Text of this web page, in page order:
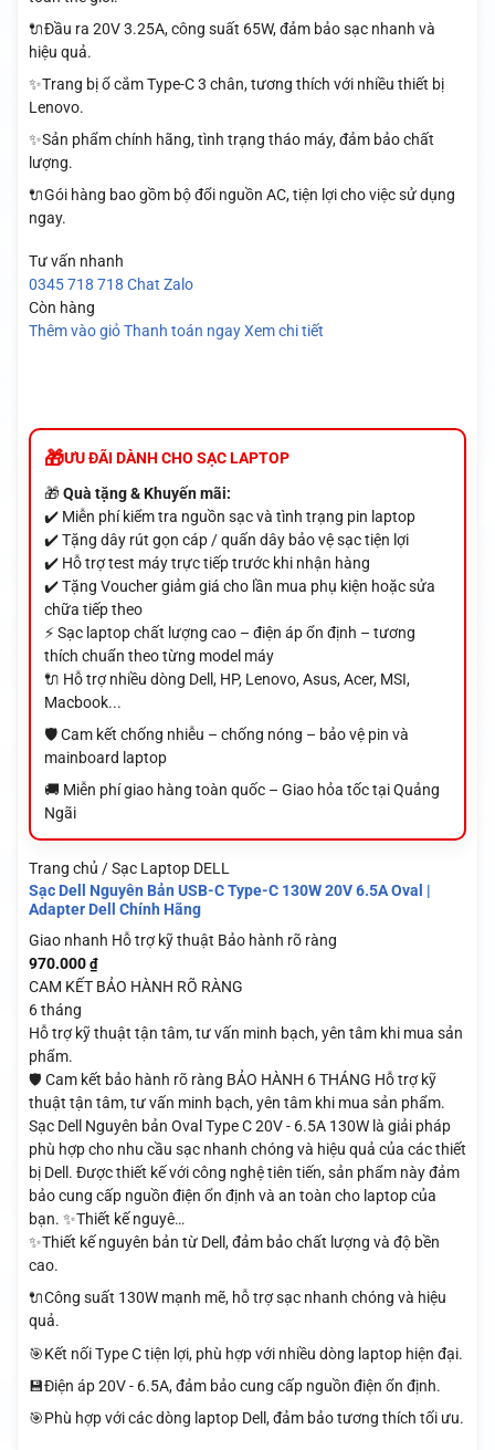
🔌Đầu ra 20V 3.25A, công suất 65W, đảm bảo sạc nhanh và
hiệu quả.
✨Trang bị ổ cắm Type-C 3 chân, tương thích với nhiều thiết bị
Lenovo.
✨Sản phẩm chính hãng, tình trạng tháo máy, đảm bảo chất
lượng.
🔌Gói hàng bao gồm bộ đổi nguồn AC, tiện lợi cho việc sử dụng
ngay.
Tư vấn nhanh
0345 718 718 Chat Zalo
Còn hàng
Thêm vào giỏ Thanh toán ngay Xem chi tiết
ƯU ĐÃI DÀNH CHO SẠC LAPTOP
🎁Quà tặng & Khuyến mãi:
✔️ Miễn phí kiểm tra nguồn sạc và tình trạng pin laptop
✔️ Tặng dây rút gọn cáp / quấn dây bảo vệ sạc tiện lợi
✔️ Hỗ trợ test máy trực tiếp trước khi nhận hàng
✔️ Tặng Voucher giảm giá cho lần mua phụ kiện hoặc sửa
chữa tiếp theo
⚡ Sạc laptop chất lượng cao – điện áp ổn định – tương
thích chuẩn theo từng model máy
🔌 Hỗ trợ nhiều dòng Dell, HP, Lenovo, Asus, Acer, MSI,
Macbook...
🛡️ Cam kết chống nhiễu – chống nóng – bảo vệ pin và
mainboard laptop
🚚 Miễn phí giao hàng toàn quốc – Giao hỏa tốc tại Quảng
Ngãi
Trang chủ / Sạc Laptop DELL
Sạc Dell Nguyên Bản USB-C Type-C 130W 20V 6.5A Oval |
Adapter Dell Chính Hãng
Giao nhanh Hỗ trợ kỹ thuật Bảo hành rõ ràng
970.000 ₫
CAM KẾT BẢO HÀNH RÕ RÀNG
6 tháng
Hỗ trợ kỹ thuật tận tâm, tư vấn minh bạch, yên tâm khi mua sản
phẩm.
🛡️ Cam kết bảo hành rõ ràng BẢO HÀNH 6 THÁNG Hỗ trợ kỹ
thuật tận tâm, tư vấn minh bạch, yên tâm khi mua sản phẩm.
Sạc Dell Nguyên bản Oval Type C 20V - 6.5A 130W là giải pháp
phù hợp cho nhu cầu sạc nhanh chóng và hiệu quả của các thiết
bị Dell. Được thiết kế với công nghệ tiên tiến, sản phẩm này đảm
bảo cung cấp nguồn điện ổn định và an toàn cho laptop của
bạn. ✨Thiết kế nguyê…
✨Thiết kế nguyên bản từ Dell, đảm bảo chất lượng và độ bền
cao.
🔌Công suất 130W mạnh mẽ, hỗ trợ sạc nhanh chóng và hiệu
quả.
🎯Kết nối Type C tiện lợi, phù hợp với nhiều dòng laptop hiện đại.
💾Điện áp 20V - 6.5A, đảm bảo cung cấp nguồn điện ổn định.
🎯Phù hợp với các dòng laptop Dell, đảm bảo tương thích tối ưu.